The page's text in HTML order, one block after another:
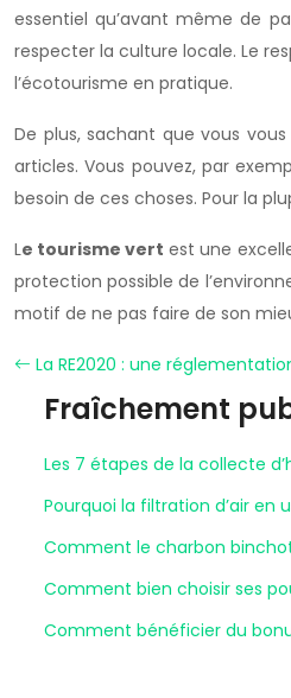
essentiel qu’avant même de
respecter la culture locale. Le
l’écotourisme en pratique.
De plus, sachant que vous
articles. Vous pouvez, par
besoin de ces choses. Pour la
Le tourisme vert est une
protection possible de
motif de ne pas faire de son
La RE2020 : une
Fraîchement
Les 7 étapes de la collecte
Pourquoi la filtration d’air
Comment le charbon
Comment bien choisir ses
Comment bénéficier du